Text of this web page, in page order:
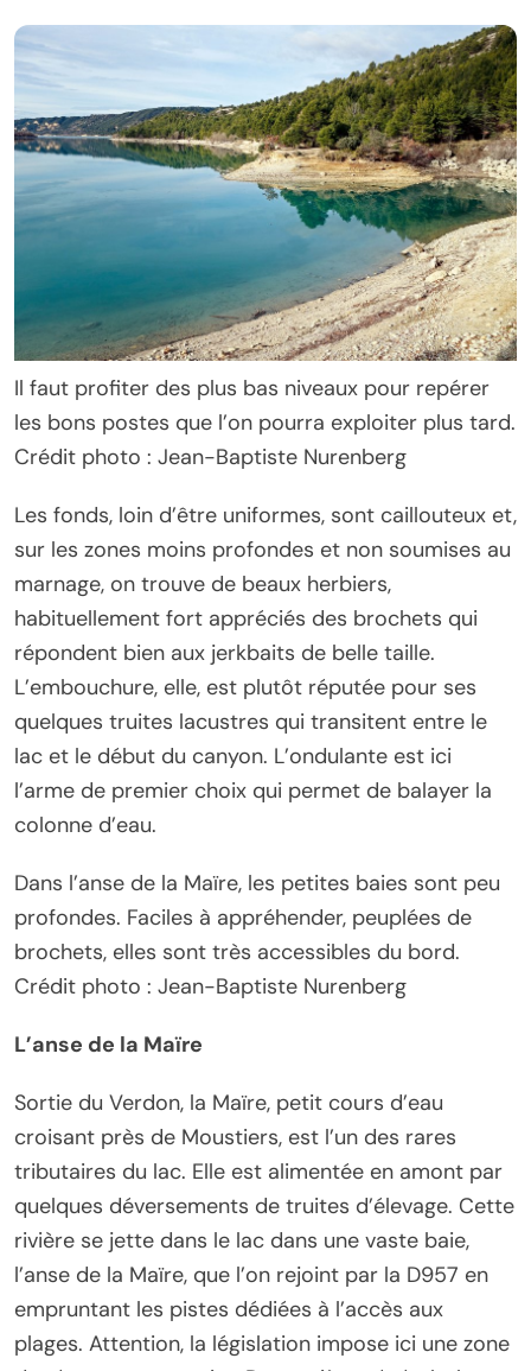
Il faut profiter des plus bas niveaux pour repérer
les bons postes que l’on pourra exploiter plus tard.
Crédit photo : Jean-Baptiste Nurenberg
Les fonds, loin d’être uniformes, sont caillouteux et,
sur les zones moins profondes et non soumises au
marnage, on trouve de beaux herbiers,
habituellement fort appréciés des brochets qui
répondent bien aux jerkbaits de belle taille.
L’embouchure, elle, est plutôt réputée pour ses
quelques truites lacustres qui transitent entre le
lac et le début du canyon. L’ondulante est ici
l’arme de premier choix qui permet de balayer la
colonne d’eau.
Dans l’anse de la Maïre, les petites baies sont peu
profondes. Faciles à appréhender, peuplées de
brochets, elles sont très accessibles du bord.
Crédit photo : Jean-Baptiste Nurenberg
L’anse de la Maïre
Sortie du Verdon, la Maïre, petit cours d’eau
croisant près de Moustiers, est l’un des rares
tributaires du lac. Elle est alimentée en amont par
quelques déversements de truites d’élevage. Cette
rivière se jette dans le lac dans une vaste baie,
l’anse de la Maïre, que l’on rejoint par la D957 en
empruntant les pistes dédiées à l’accès aux
plages. Attention, la législation impose ici une zone